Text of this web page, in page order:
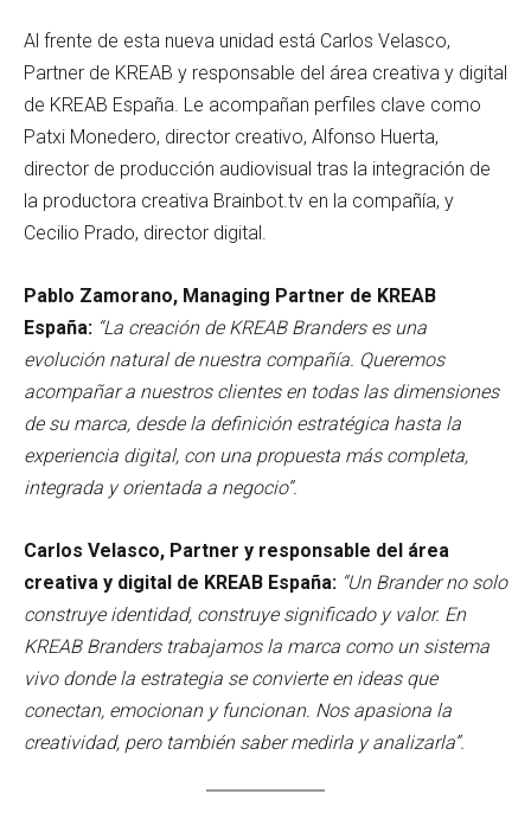
Al frente de esta nueva unidad está Carlos Velasco,
Partner de KREAB y responsable del área creativa y digital
de KREAB España. Le acompañan perfiles clave como
Patxi Monedero, director creativo, Alfonso Huerta,
director de producción audiovisual tras la integración de
la productora creativa Brainbot.tv en la compañía, y
Cecilio Prado, director digital.
Pablo Zamorano, Managing Partner de KREAB
España: “La creación de KREAB Branders es una
evolución natural de nuestra compañía. Queremos
acompañar a nuestros clientes en todas las dimensiones
de su marca, desde la definición estratégica hasta la
experiencia digital, con una propuesta más completa,
integrada y orientada a negocio”.
Carlos Velasco, Partner y responsable del área
creativa y digital de KREAB España: “Un Brander no solo
construye identidad, construye significado y valor. En
KREAB Branders trabajamos la marca como un sistema
vivo donde la estrategia se convierte en ideas que
conectan, emocionan y funcionan. Nos apasiona la
creatividad, pero también saber medirla y analizarla”.